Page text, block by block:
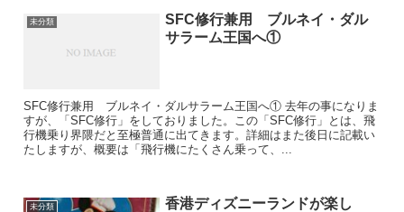
未分類
SFC修行兼用 ブルネイ・ダル
サラーム王国へ①
SFC修行兼用 ブルネイ・ダルサラーム王国へ① 去年の事になりま
すが、「SFC修行」をしておりました。この「SFC修行」とは、飛
行機乗り界隈だと至極普通に出てきます。詳細はまた後日に記載い
たしますが、概要は「飛行機にたくさん乗って、...
未分類
香港ディズニーランドが楽し